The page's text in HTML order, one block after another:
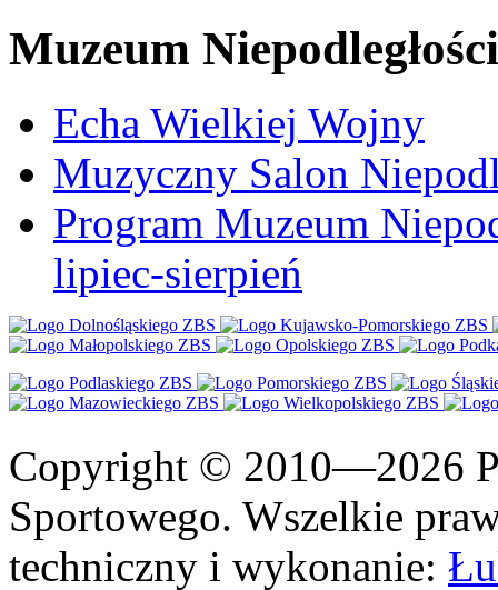
Muzeum Niepodległości
Echa Wielkiej Wojny
Muzyczny Salon
Program Muzeum
lipiec-sierpień
Copyright © 2010—2026
Sportowego. Wszelkie
techniczny i wykonanie: